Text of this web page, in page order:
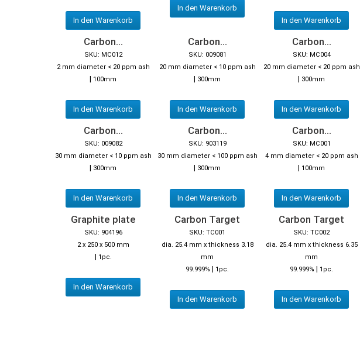
In den Warenkorb
In den Warenkorb
In den Warenkorb
Carbon...
SKU: MC012
2 mm diameter < 20 ppm ash
| 100mm
In den Warenkorb
Carbon...
SKU: 009081
20 mm diameter < 10 ppm ash
| 300mm
In den Warenkorb
Carbon...
SKU: MC004
20 mm diameter < 20 ppm ash
| 300mm
In den Warenkorb
Carbon...
SKU: 009082
30 mm diameter < 10 ppm ash
| 300mm
In den Warenkorb
Carbon...
SKU: 903119
30 mm diameter < 100 ppm ash
| 300mm
In den Warenkorb
Carbon...
SKU: MC001
4 mm diameter < 20 ppm ash
| 100mm
In den Warenkorb
Graphite plate
SKU: 904196
2 x 250 x 500 mm
| 1pc.
In den Warenkorb
Carbon Target
SKU: TC001
dia. 25.4 mm x thickness 3.18
mm
99.999% | 1pc.
In den Warenkorb
Carbon Target
SKU: TC002
dia. 25.4 mm x thickness 6.35
mm
99.999% | 1pc.
In den Warenkorb